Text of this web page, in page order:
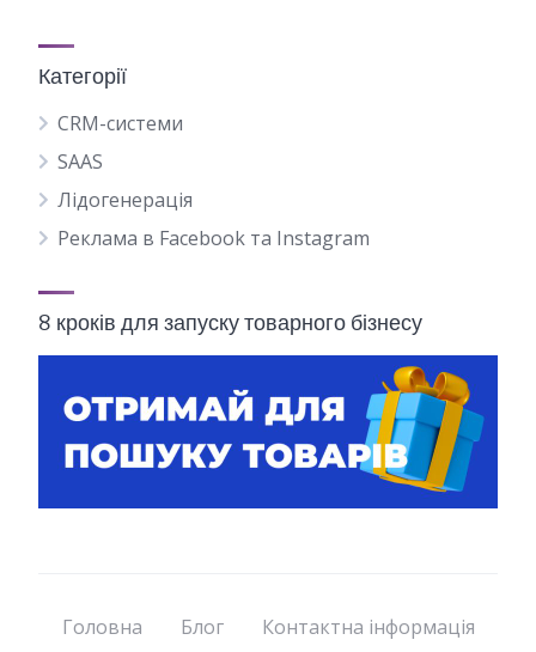
Категорії
CRM-системи
SAAS
Лідогенерація
Реклама в Facebook та Instagram
8 кроків для запуску товарного бізнесу
Головна Блог Контактна інформація